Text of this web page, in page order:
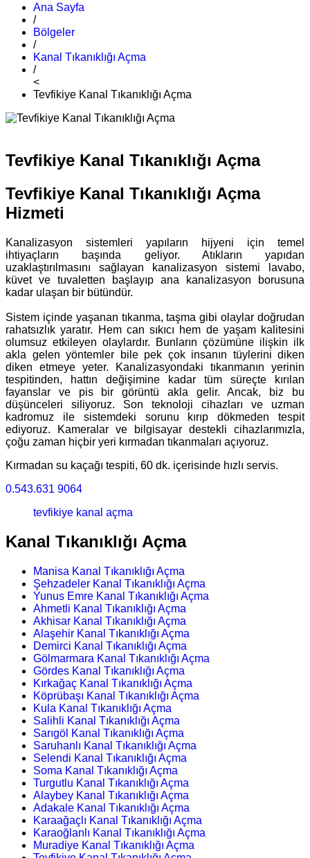
Ana Sayfa
/
Bölgeler
/
Kanal Tıkanıklığı Açma
/
<
Tevfikiye Kanal Tıkanıklığı Açma
Tevfikiye Kanal Tıkanıklığı Açma
Tevfikiye Kanal Tıkanıklığı Açma
Hizmeti
Kanalizasyon sistemleri yapıların hijyeni için temel
ihtiyaçların başında geliyor. Atıkların yapıdan
uzaklaştırılmasını sağlayan kanalizasyon sistemi lavabo,
küvet ve tuvaletten başlayıp ana kanalizasyon borusuna
kadar ulaşan bir bütündür.
Sistem içinde yaşanan tıkanma, taşma gibi olaylar doğrudan
rahatsızlık yaratır. Hem can sıkıcı hem de yaşam kalitesini
olumsuz etkileyen olaylardır. Bunların çözümüne ilişkin ilk
akla gelen yöntemler bile pek çok insanın tüylerini diken
diken etmeye yeter. Kanalizasyondaki tıkanmanın yerinin
tespitinden, hattın değişimine kadar tüm süreçte kırılan
fayanslar ve pis bir görüntü akla gelir. Ancak, biz bu
düşünceleri siliyoruz. Son teknoloji cihazları ve uzman
kadromuz ile sistemdeki sorunu kırıp dökmeden tespit
ediyoruz. Kameralar ve bilgisayar destekli cihazlarımızla,
çoğu zaman hiçbir yeri kırmadan tıkanmaları açıyoruz.
Kırmadan su kaçağı tespiti, 60 dk. içerisinde hızlı servis.
0.543.631 9064
tevfikiye kanal açma
Kanal Tıkanıklığı Açma
Manisa Kanal Tıkanıklığı Açma
Şehzadeler Kanal Tıkanıklığı Açma
Yunus Emre Kanal Tıkanıklığı Açma
Ahmetli Kanal Tıkanıklığı Açma
Akhisar Kanal Tıkanıklığı Açma
Alaşehir Kanal Tıkanıklığı Açma
Demirci Kanal Tıkanıklığı Açma
Gölmarmara Kanal Tıkanıklığı Açma
Gördes Kanal Tıkanıklığı Açma
Kırkağaç Kanal Tıkanıklığı Açma
Köprübaşı Kanal Tıkanıklığı Açma
Kula Kanal Tıkanıklığı Açma
Salihli Kanal Tıkanıklığı Açma
Sarıgöl Kanal Tıkanıklığı Açma
Saruhanlı Kanal Tıkanıklığı Açma
Selendi Kanal Tıkanıklığı Açma
Soma Kanal Tıkanıklığı Açma
Turgutlu Kanal Tıkanıklığı Açma
Alaybey Kanal Tıkanıklığı Açma
Adakale Kanal Tıkanıklığı Açma
Karaağaçlı Kanal Tıkanıklığı Açma
Karaoğlanlı Kanal Tıkanıklığı Açma
Muradiye Kanal Tıkanıklığı Açma